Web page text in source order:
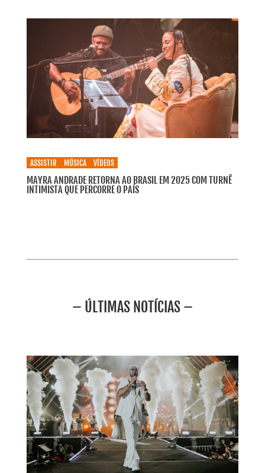
ASSISTIR MÚSICA VÍDEOS
MAYRA ANDRADE RETORNA AO BRASIL EM 2025 COM TURNÊ
INTIMISTA QUE PERCORRE O PAÍS
– ÚLTIMAS NOTÍCIAS –